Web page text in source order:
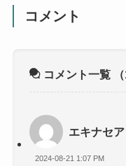
コメント
コメント一覧
エキナセア
2024-08-21 1:07 PM